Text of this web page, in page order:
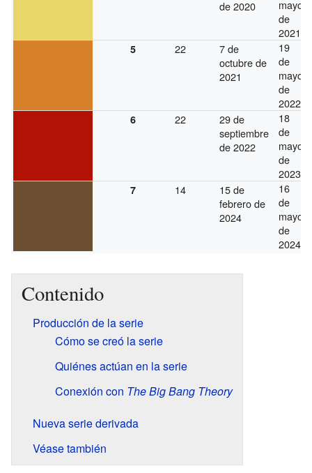
de 2020
mayo
de
2021
5 22
7 de
octubre de
2021
19
de
mayo
de
2022
6 22
29 de
septiembre
de 2022
18
de
mayo
de
2023
7 14
15 de
febrero de
2024
16
de
mayo
de
2024
Contenido
Producción de la serie
Cómo se creó la serie
Quiénes actúan en la serie
Conexión con The Big Bang Theory
Nueva serie derivada
Véase también